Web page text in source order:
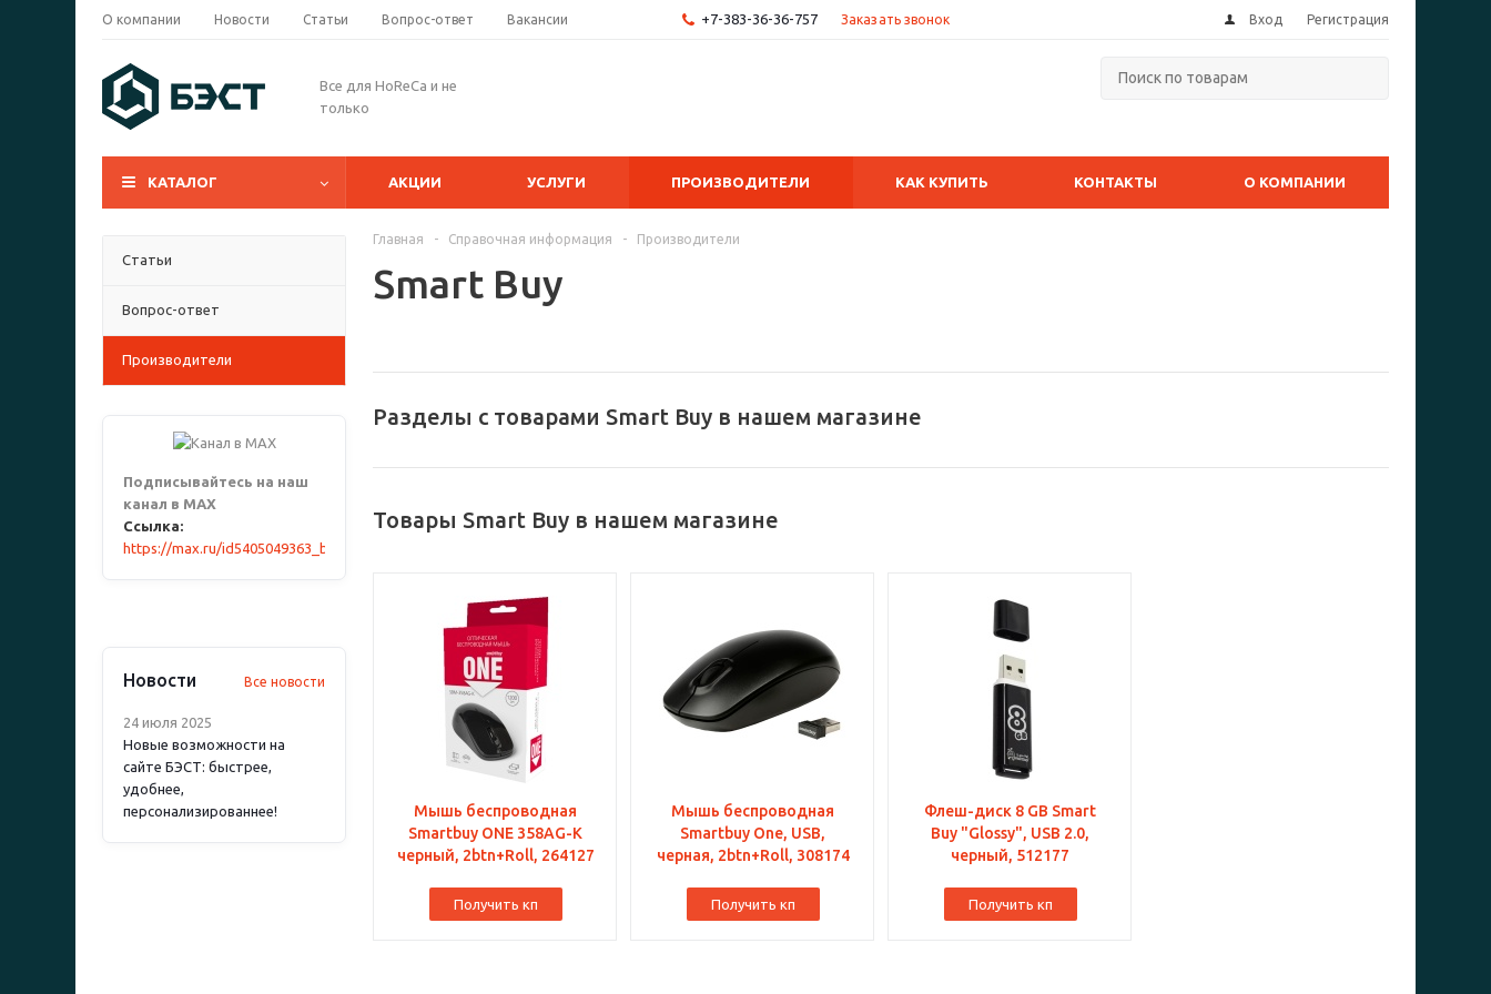
О компании Новости Статьи Вопрос-ответ Вакансии +7-383-36-36-757 Заказать звонок Вход Регистрация
Все для HoReCa и не
только
КАТАЛОГ АКЦИИ УСЛУГИ ПРОИЗВОДИТЕЛИ КАК КУПИТЬ КОНТАКТЫ О КОМПАНИИ
Статьи
Вопрос-ответ
Производители
Подписывайтесь на наш
канал в MAX
Ссылка:
https://max.ru/id5405049363_biz
Новости Все новости
24 июля 2025
Новые возможности на
сайте БЭСТ: быстрее,
удобнее,
персонализированнее!
Главная - Справочная информация - Производители
Smart Buy
Разделы с товарами Smart Buy в нашем магазине
Товары Smart Buy в нашем магазине
Мышь беспроводная
Smartbuy ONE 358AG-K
черный, 2btn+Roll, 264127
Получить кп
Мышь беспроводная
Smartbuy One, USB,
черная, 2btn+Roll, 308174
Получить кп
Флеш-диск 8 GB Smart
Buy "Glossy", USB 2.0,
черный, 512177
Получить кп